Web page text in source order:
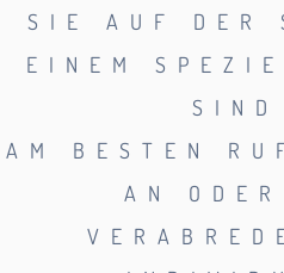
SIE AUF DER
EINEM
AM BESTEN
AN